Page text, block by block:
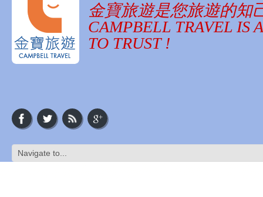
金寶旅遊是您旅遊的知
CAMPBELL TRAVEL IS
TO TRUST !